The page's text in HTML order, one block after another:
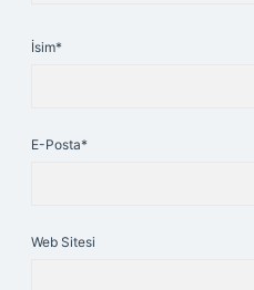
İsim*
E-Posta*
Web Sitesi